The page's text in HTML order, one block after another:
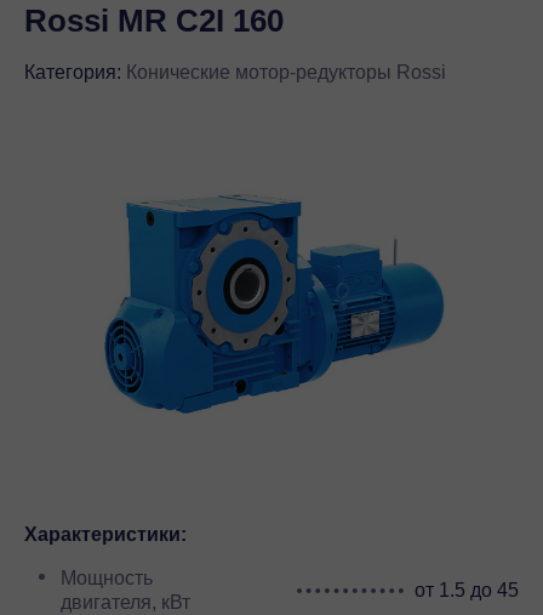
Rossi MR C2I 160
Категория: Конические мотор-редукторы Rossi
Характеристики:
Мощность
двигателя, кВт
от 1.5 до 45